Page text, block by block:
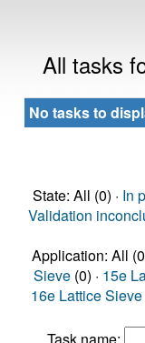
All tasks
No tasks to
State: All (0) · In
Validation
Application: All
Sieve (0) · 15e
16e Lattice